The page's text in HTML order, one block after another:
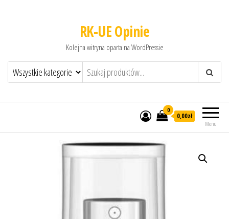
RK-UE Opinie
Kolejna witryna oparta na WordPressie
Menu
0
0,00zł